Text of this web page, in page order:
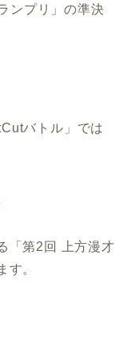
ンプリ」の準決
バトル」では
「第2回 上方漫才
す。